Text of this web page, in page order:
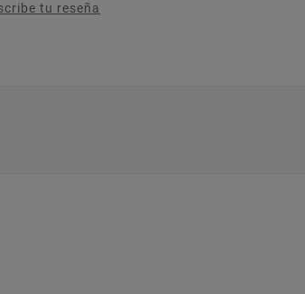
tu reseña